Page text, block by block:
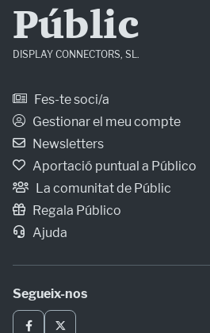
Públic
DISPLAY CONNECTORS, SL.
Fes-te soci/a
Gestionar el meu compte
Newsletters
Aportació puntual a Público
La comunitat de Públic
Regala Público
Ajuda
Segueix-nos